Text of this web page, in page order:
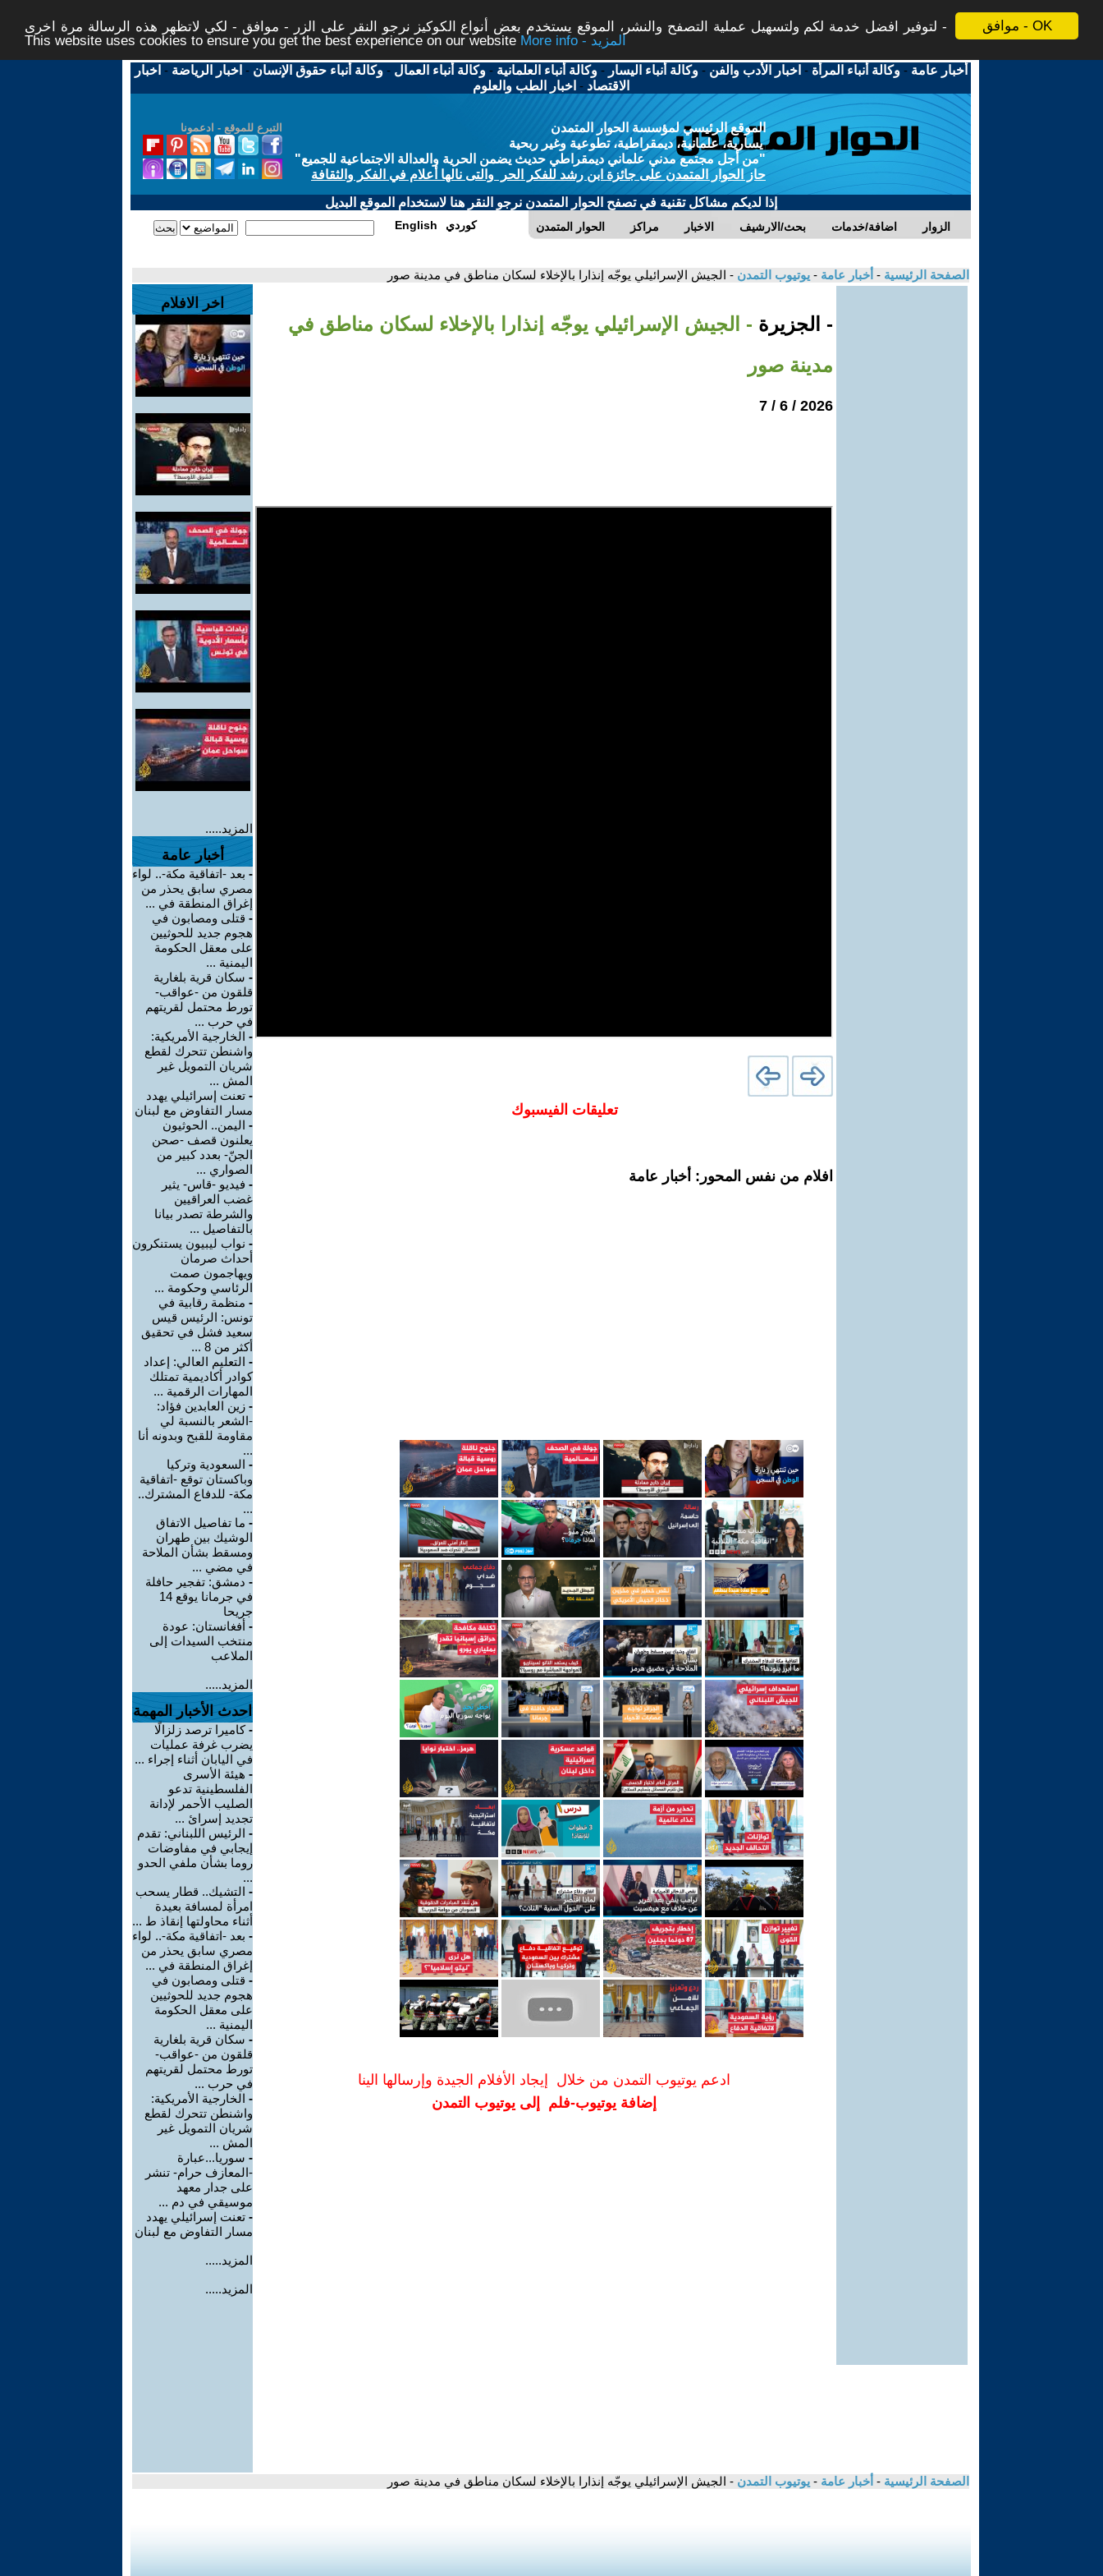
موافق - OK
لتوفير افضل خدمة لكم ولتسهيل عملية التصفح والنشر، الموقع يستخدم بعض أنواع الكوكيز نرجو النقر على الزر - موافق - لكي لاتظهر هذه الرسالة مرة اخرى -
This website uses cookies to ensure you get the best experience on our website
More info - المزيد
أخبار عامة -وكالة أنباء المرأة - اخبار الأدب والفن -وكالة أنباء اليسار -وكالة أنباء العلمانية -وكالة أنباء العمال -وكالة أنباء حقوق الإنسان - اخبار الرياضة - اخبار
الاقتصاد - اخبار الطب والعلوم
التبرع للموقع - ادعمونا
الموقع الرئيسي لمؤسسة الحوار المتمدن
يسارية، علمانية، ديمقراطية، تطوعية وغير ربحية
"من أجل مجتمع مدني علماني ديمقراطي حديث يضمن الحرية والعدالة الاجتماعية للجميع"
حاز الحوار المتمدن على جائزة ابن رشد للفكر الحر والتى نالها أعلام في الفكر والثقافة
إذا لديكم مشاكل تقنية في تصفح الحوار المتمدن نرجو النقر هنا لاستخدام الموقع البديل
الحوار المتمدن مراكز الاخبار بحث/الارشيف اضافة/خدمات الزوار English كوردي
الصفحة الرئيسية - أخبار عامة - يوتيوب التمدن - الجيش الإسرائيلي يوجّه إنذارا بالإخلاء لسكان مناطق في مدينة صور
- الجزيرة - الجيش الإسرائيلي يوجّه إنذارا بالإخلاء لسكان مناطق في
مدينة صور
2026 / 6 / 7
تعليقات الفيسبوك
افلام من نفس المحور: أخبار عامة
ادعم يوتيوب التمدن من خلال إيجاد الأفلام الجيدة وإرسالها الينا
إضافة يوتيوب-فلم إلى يوتيوب التمدن
اخر الافلام
المزيد.....
أخبار عامة
- بعد -اتفاقية مكة-.. لواء
مصري سابق يحذر من
إغراق المنطقة في ...
- قتلى ومصابون في
هجوم جديد للحوثيين
على معقل الحكومة
اليمنية ...
- سكان قرية بلغارية
قلقون من -عواقب-
تورط محتمل لقريتهم
في حرب ...
- الخارجية الأمريكية:
واشنطن تتحرك لقطع
شريان التمويل غير
المش ...
- تعنت إسرائيلي يهدد
مسار التفاوض مع لبنان
- اليمن.. الحوثيون
يعلنون قصف -صحن
الجنّ- بعدد كبير من
الصواري ...
- فيديو -قاس- يثير
غضب العراقيين
والشرطة تصدر بيانا
بالتفاصيل ...
- نواب ليبيون يستنكرون
أحداث صرمان
ويهاجمون صمت
الرئاسي وحكومة ...
- منظمة رقابية في
تونس: الرئيس قيس
سعيد فشل في تحقيق
أكثر من 8 ...
- التعليم العالي: إعداد
كوادر أكاديمية تمتلك
المهارات الرقمية ...
- زين العابدين فؤاد:
-الشعر بالنسبة لي
مقاومة للقبح وبدونه أنا
...
- السعودية وتركيا
وباكستان توقع -اتفاقية
مكة- للدفاع المشترك..
...
- ما تفاصيل الاتفاق
الوشيك بين طهران
ومسقط بشأن الملاحة
في مضي ...
- دمشق: تفجير حافلة
في جرمانا يوقع 14
جريحا
- أفغانستان: عودة
منتخب السيدات إلى
الملاعب
المزيد.....
احدث الأخبار المهمة
-كاميرا ترصد زلزالًا
يضرب غرفة عمليات
في اليابان أثناء إجراء ...
- هيئة الأسرى
الفلسطينية تدعو
الصليب الأحمر لإدانة
تجديد إسرائ ...
- الرئيس اللبناني: تقدم
إيجابي في مفاوضات
روما بشأن ملفي الحدو
...
- التشيك.. قطار يسحب
امرأة لمسافة بعيدة
أثناء محاولتها إنقاذ ط ...
- بعد -اتفاقية مكة-.. لواء
مصري سابق يحذر من
إغراق المنطقة في ...
- قتلى ومصابون في
هجوم جديد للحوثيين
على معقل الحكومة
اليمنية ...
- سكان قرية بلغارية
قلقون من -عواقب-
تورط محتمل لقريتهم
في حرب ...
- الخارجية الأمريكية:
واشنطن تتحرك لقطع
شريان التمويل غير
المش ...
- سوريا...عبارة
-المعازف حرام- تنشر
على جدار معهد
موسيقي في دم ...
- تعنت إسرائيلي يهدد
مسار التفاوض مع لبنان
المزيد.....
المزيد.....
الصفحة الرئيسية - أخبار عامة - يوتيوب التمدن - الجيش الإسرائيلي يوجّه إنذارا بالإخلاء لسكان مناطق في مدينة صور